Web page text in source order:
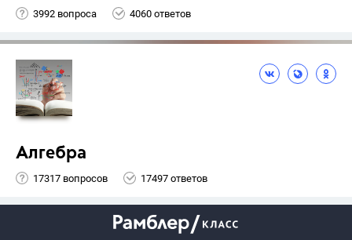
3992 вопроса 4060 ответов
Алгебра
17317 вопросов 17497 ответов